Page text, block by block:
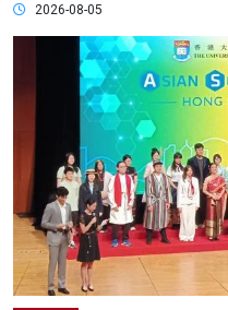
2026-08-05